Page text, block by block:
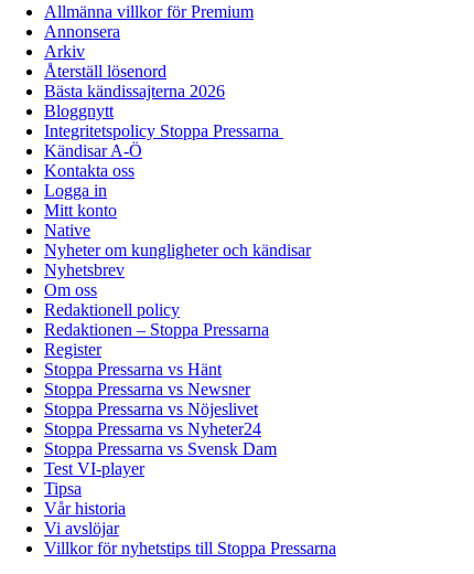
Allmänna villkor för Premium
Annonsera
Arkiv
Återställ lösenord
Bästa kändissajterna 2026
Bloggnytt
Integritetspolicy Stoppa Pressarna
Kändisar A-Ö
Kontakta oss
Logga in
Mitt konto
Native
Nyheter om kungligheter och kändisar
Nyhetsbrev
Om oss
Redaktionell policy
Redaktionen – Stoppa Pressarna
Register
Stoppa Pressarna vs Hänt
Stoppa Pressarna vs Newsner
Stoppa Pressarna vs Nöjeslivet
Stoppa Pressarna vs Nyheter24
Stoppa Pressarna vs Svensk Dam
Test VI-player
Tipsa
Vår historia
Vi avslöjar
Villkor för nyhetstips till Stoppa Pressarna